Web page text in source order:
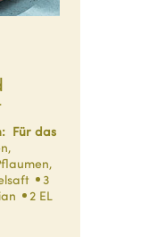
Für das
3
2 EL